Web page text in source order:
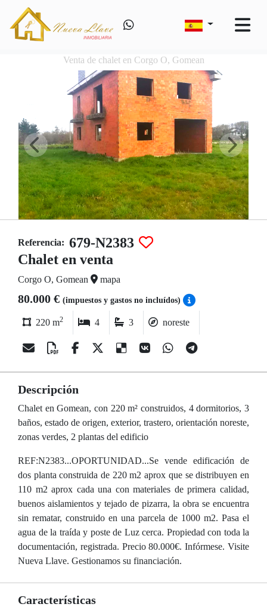
Venta de chalet en Corgo O, Gomean
Referencia: 679-N2383
Chalet en venta
Corgo O, Gomean mapa
80.000 € (impuestos y gastos no incluídos)
220 m2 4 3 noreste
Descripción
Chalet en Gomean, con 220 m² construidos, 4 dormitorios, 3
baños, estado de origen, exterior, trastero, orientación noreste,
zonas verdes, 2 plantas del edificio
REF:N2383...OPORTUNIDAD...Se vende edificación de
dos planta construida de 220 m2 aprox que se distribuyen en
110 m2 aprox cada una con materiales de primera calidad,
buenos aislamientos y tejado de pizarra, la obra se encuentra
sin rematar, construido en una parcela de 1000 m2. Pasa el
agua de la traída y poste de Luz cerca. Propiedad con toda la
documentación, registrada. Precio 80.000€. Infórmese. Visite
Nueva Llave. Gestionamos su financiación.
Características